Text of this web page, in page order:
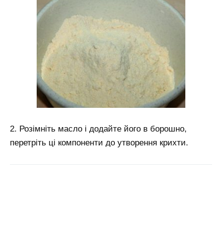
2. Розімніть масло і додайте його в борошно,
перетріть ці компоненти до утворення крихти.